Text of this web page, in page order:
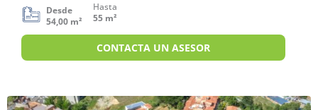
Desde
54,00 m²
Hasta
55 m²
CONTACTA UN ASESOR